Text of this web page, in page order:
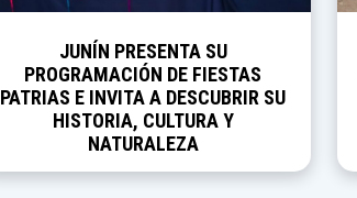
JUNÍN PRESENTA SU
PROGRAMACIÓN DE FIESTAS
PATRIAS E INVITA A DESCUBRIR SU
HISTORIA, CULTURA Y
NATURALEZA